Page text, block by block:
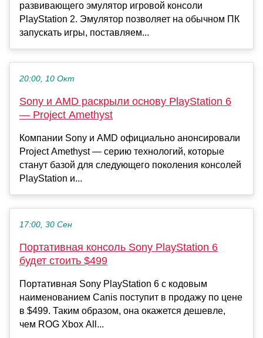
развивающего эмулятор игровой консоли
PlayStation 2. Эмулятор позволяет на обычном ПК
запускать игры, поставляем...
20:00, 10 Окт
Sony и AMD раскрыли основу PlayStation 6
— Project Amethyst
Компании Sony и AMD официально анонсировали
Project Amethyst — серию технологий, которые
станут базой для следующего поколения консолей
PlayStation и...
17:00, 30 Сен
Портативная консоль Sony PlayStation 6
будет стоить $499
Портативная Sony PlayStation 6 с кодовым
наименованием Canis поступит в продажу по цене
в $499. Таким образом, она окажется дешевле,
чем ROG Xbox All...